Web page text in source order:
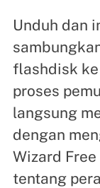
Unduh dan
flashdisk ke
proses
langsung
dengan
Wizard
tentang